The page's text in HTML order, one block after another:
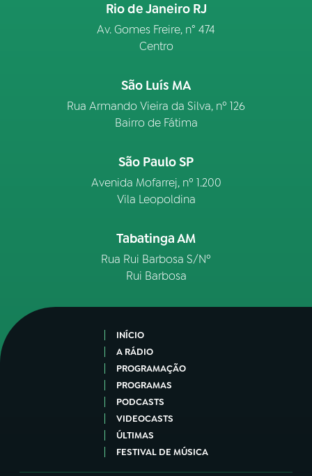
Rio de Janeiro RJ
Av. Gomes Freire, n° 474
Centro
São Luís MA
Rua Armando Vieira da Silva, nº 126
Bairro de Fátima
São Paulo SP
Avenida Mofarrej, nº 1.200
Vila Leopoldina
Tabatinga AM
Rua Rui Barbosa S/Nº
Rui Barbosa
INÍCIO
A RÁDIO
PROGRAMAÇÃO
PROGRAMAS
PODCASTS
VIDEOCASTS
ÚLTIMAS
FESTIVAL DE MÚSICA